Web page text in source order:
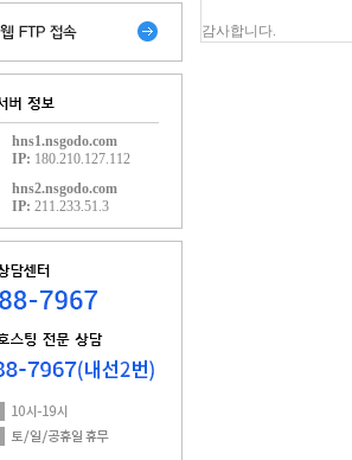
hns1.nsgodo.com
IP: 180.210.127.112
hns2.nsgodo.com
IP: 211.233.51.3
감사합니다.